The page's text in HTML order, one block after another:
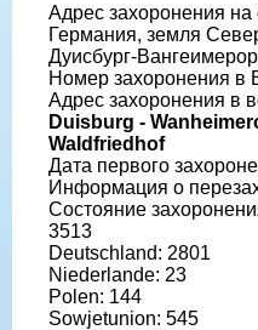
Адрес захоронения
Германия, земля
Дуисбург-
Номер захоронения в
Адрес захоронения в
Duisburg -
Waldfriedhof
Дата первого
Информация о
Состояние
3513
Deutschland: 2801
Niederlande: 23
Polen: 144
Sowjetunion: 545